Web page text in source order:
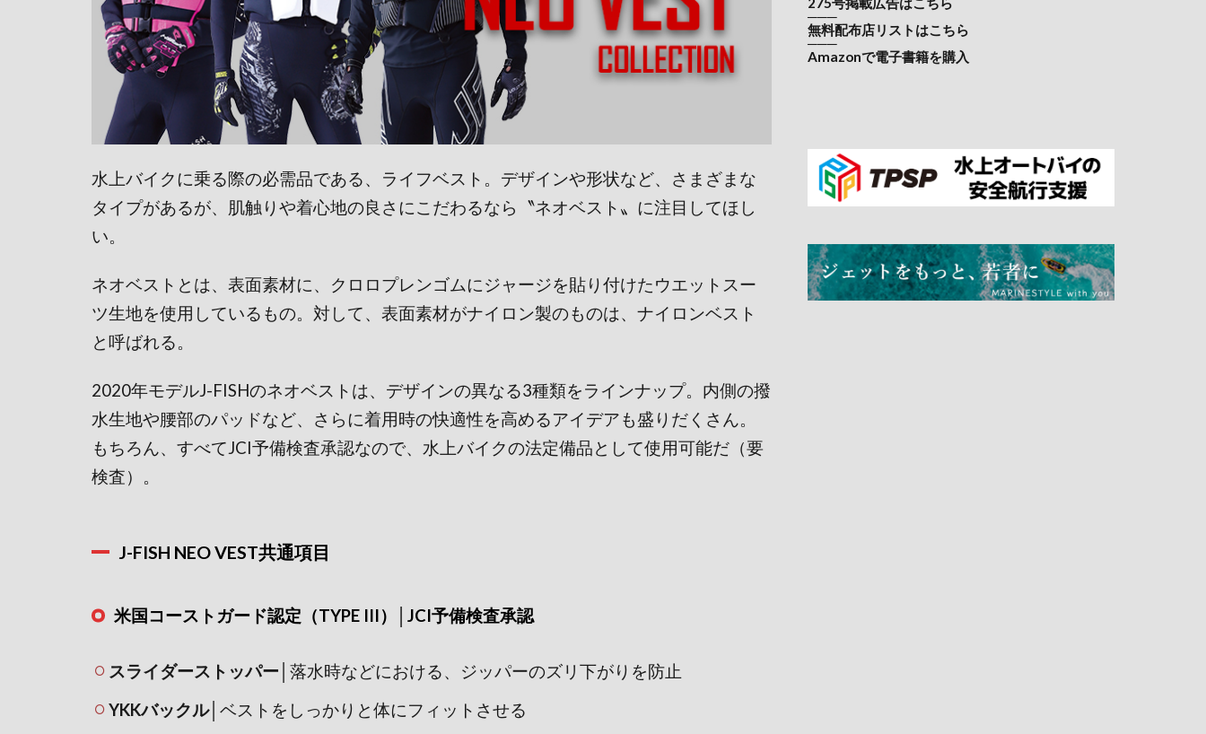
水上バイクに乗る際の必需品である、ライフベスト。デザインや形状など、さまざまな
タイプがあるが、肌触りや着心地の良さにこだわるなら〝ネオベスト〟に注目してほし
い。
ネオベストとは、表面素材に、クロロプレンゴムにジャージを貼り付けたウエットスー
ツ生地を使用しているもの。対して、表面素材がナイロン製のものは、ナイロンベスト
と呼ばれる。
2020年モデルJ-FISHのネオベストは、デザインの異なる3種類をラインナップ。内側の撥
水生地や腰部のパッドなど、さらに着用時の快適性を高めるアイデアも盛りだくさん。
もちろん、すべてJCI予備検査承認なので、水上バイクの法定備品として使用可能だ（要
検査）。
J-FISH NEO VEST共通項目
米国コーストガード認定（TYPE III）│JCI予備検査承認
スライダーストッパー │落水時などにおける、ジッパーのズリ下がりを防止
YKKバックル│ベストをしっかりと体にフィットさせる
───
無料配布店リストはこちら
───
Amazonで電子書籍を購入